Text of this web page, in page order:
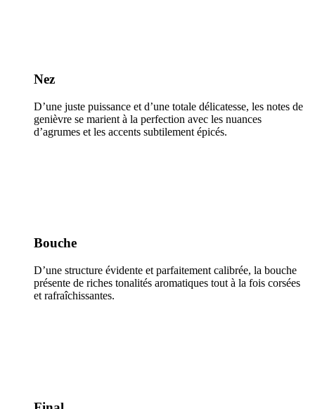
Nez
D’une juste puissance et d’une totale délicatesse, les notes de
genièvre se marient à la perfection avec les nuances
d’agrumes et les accents subtilement épicés.
Bouche
D’une structure évidente et parfaitement calibrée, la bouche
présente de riches tonalités aromatiques tout à la fois corsées
et rafraîchissantes.